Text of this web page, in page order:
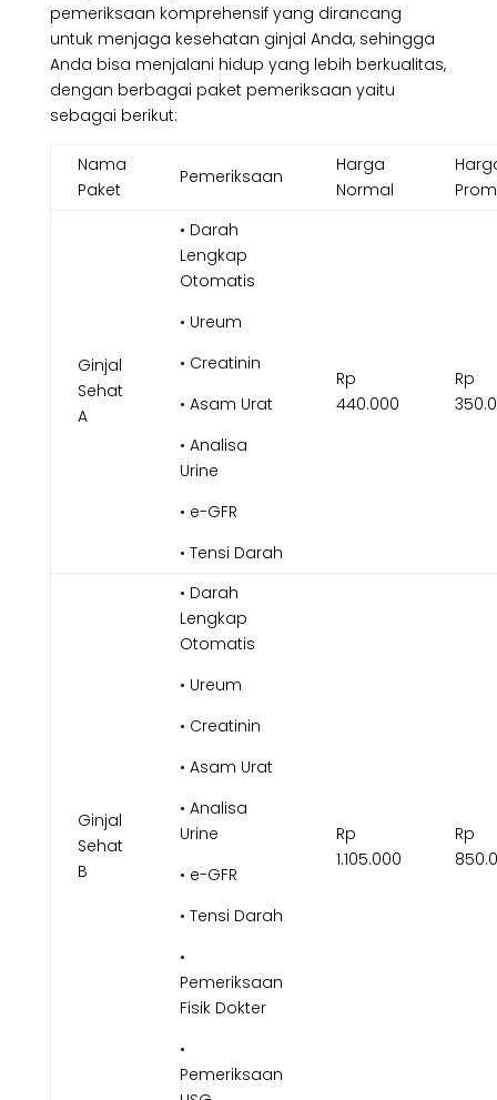
pemeriksaan komprehensif yang dirancang
untuk menjaga kesehatan ginjal Anda, sehingga
Anda bisa menjalani hidup yang lebih berkualitas,
dengan berbagai paket pemeriksaan yaitu
sebagai berikut:
Nama
Paket
Pemeriksaan
Harga
Normal
Ginjal
Sehat
A
• Darah
Lengkap
Otomatis
• Ureum
• Creatinin
• Asam Urat
• Analisa
Urine
• e-GFR
• Tensi Darah
Rp
440.000
Rp
Ginjal
Sehat
B
• Darah
Lengkap
Otomatis
• Ureum
• Creatinin
• Asam Urat
• Analisa
Urine
• e-GFR
• Tensi Darah
•
Pemeriksaan
Fisik Dokter
•
Pemeriksaan
Rp
1.105.000
Rp